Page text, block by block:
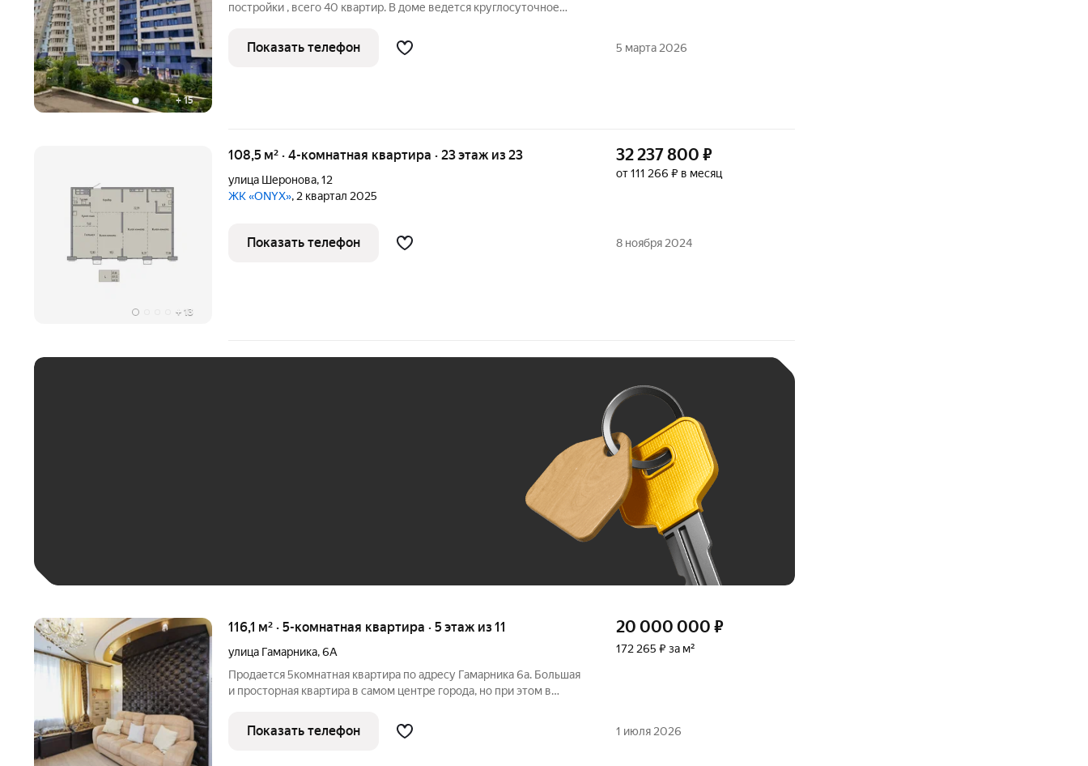
+15
постройки , всего 40 квартир. В доме ведется круглосуточное
территория с парковкой, и подземным паркингом, ухоженный
подъезд и прилегающая
Показать телефон 5 марта 2026
+ 13
108,5 м² · 4-комнатная квартира · 23 этаж из 23
улица Шеронова,12
ЖК «ONYX», 2 квартал 2025
32 237 800 ₽
от 111 266 ₽ в месяц
Показать телефон 8 ноября 2024
116,1 м² · 5-комнатная квартира · 5 этаж из 11
улица Гамарника,6А
Продается 5комнатная квартира по адресу Гамарника 6а. Большая
и просторная квартира в самом центре города, но при этом в
детская площадка, подъезд чистый и ухоженный. Лоджии
утеплены. Вся
20 000 000 ₽
172 265 ₽ за м²
Показать телефон 1 июля 2026